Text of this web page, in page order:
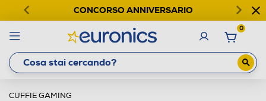
CONCORSO ANNIVERSARIO
0
CUFFIE GAMING